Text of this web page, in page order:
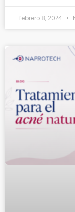
febrero 8, 2024